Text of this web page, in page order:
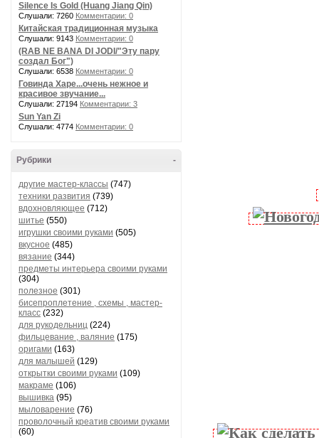
Silence Is Gold (Huang Jiang Qin)
Слушали: 7260 Комментарии: 0
Китайская традиционная музыка
Слушали: 9143 Комментарии: 0
(RAB NE BANA DI JODI/"Эту пару
создал Бог")
Слушали: 6538 Комментарии: 0
Говинда Харе...очень нежное и
красивое звучание...
Слушали: 27194 Комментарии: 3
Sun Yan Zi
Слушали: 4774 Комментарии: 0
-
Рубрики
другие мастер-классы (747)
техники развития (739)
вдохновляющее (712)
шитье (550)
игрушки своими руками (505)
вкусное (485)
вязание (344)
предметы интерьера своими руками
(304)
полезное (301)
бисепроплетение , схемы , мастер-
класс (232)
для рукодельниц (224)
фильцевание , валяние (175)
оригами (163)
для малышей (129)
открытки своими руками (109)
макраме (106)
вышивка (95)
мыловарение (76)
проволочный креатив своими руками
(60)